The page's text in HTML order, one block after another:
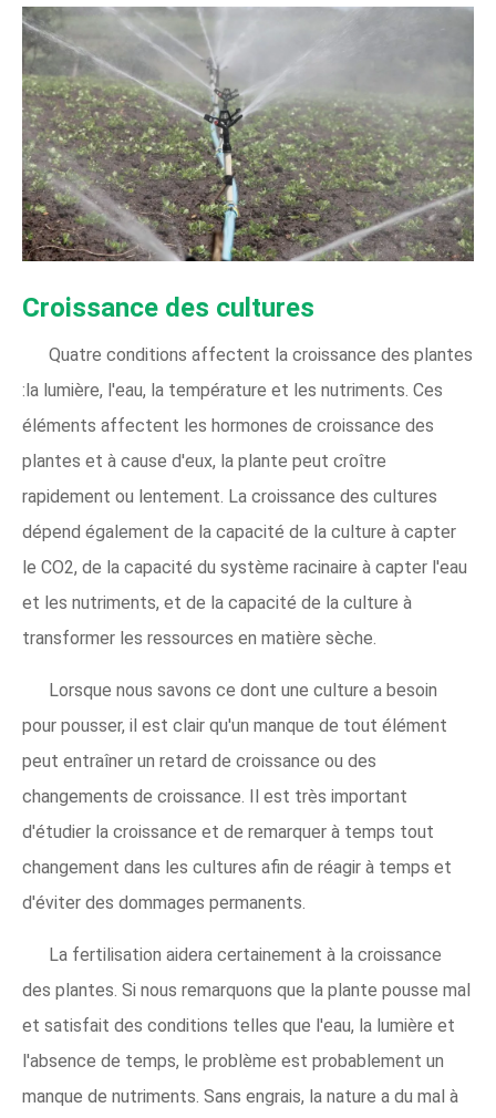
Croissance des cultures
Quatre conditions affectent la croissance des plantes
:la lumière, l'eau, la température et les nutriments. Ces
éléments affectent les hormones de croissance des
plantes et à cause d'eux, la plante peut croître
rapidement ou lentement. La croissance des cultures
dépend également de la capacité de la culture à capter
le CO2, de la capacité du système racinaire à capter l'eau
et les nutriments, et de la capacité de la culture à
transformer les ressources en matière sèche.
Lorsque nous savons ce dont une culture a besoin
pour pousser, il est clair qu'un manque de tout élément
peut entraîner un retard de croissance ou des
changements de croissance. Il est très important
d'étudier la croissance et de remarquer à temps tout
changement dans les cultures afin de réagir à temps et
d'éviter des dommages permanents.
La fertilisation aidera certainement à la croissance
des plantes. Si nous remarquons que la plante pousse mal
et satisfait des conditions telles que l'eau, la lumière et
l'absence de temps, le problème est probablement un
manque de nutriments. Sans engrais, la nature a du mal à